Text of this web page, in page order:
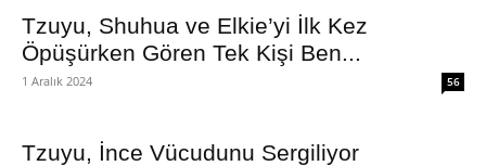
Tzuyu, Shuhua ve Elkie’yi İlk Kez
Öpüşürken Gören Tek Kişi Ben...
1 Aralık 2024 56
Tzuyu, İnce Vücudunu Sergiliyor